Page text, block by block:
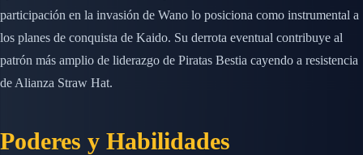
participación en la invasión de Wano lo posiciona como instrumental a
los planes de conquista de Kaido. Su derrota eventual contribuye al
patrón más amplio de liderazgo de Piratas Bestia cayendo a resistencia
de Alianza Straw Hat.
Poderes y Habilidades